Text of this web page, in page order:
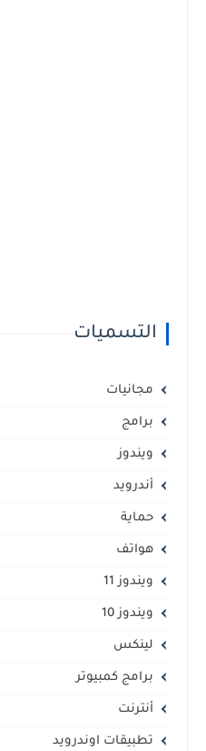
التسميات
مجانيات
برامج
ويندوز
أندرويد
حماية
هواتف
ويندوز 11
ويندوز 10
لينكس
برامج كمبيوتر
أنترنت
تطبيقات اوندرويد